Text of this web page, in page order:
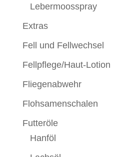
Lebermoosspray
Extras
Fell und Fellwechsel
Fellpflege/Haut-Lotion
Fliegenabwehr
Flohsamenschalen
Futteröle
Hanföl